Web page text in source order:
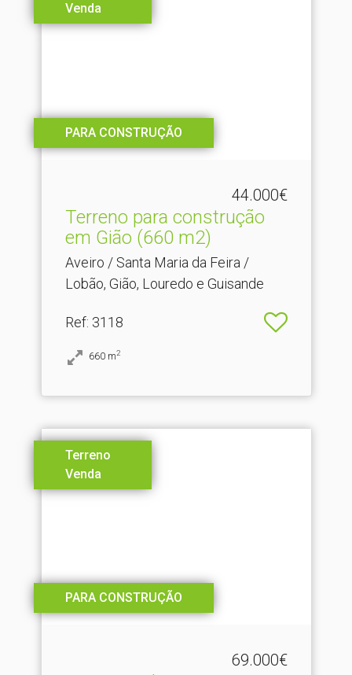
Venda
PARA CONSTRUÇÃO
44.000€
Terreno para construção
em Gião (660 m2)
Aveiro / Santa Maria da Feira /
Lobão, Gião, Louredo e Guisande
Ref: 3118
660 m2
Terreno
Venda
PARA CONSTRUÇÃO
69.000€